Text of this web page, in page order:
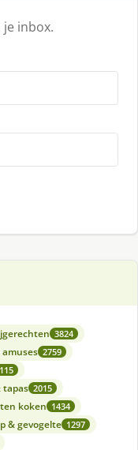
inbox.
3824
2759
tapas 2015
koken 1434
& gevogelte 1297